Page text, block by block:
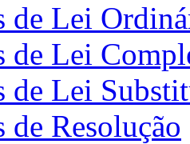
de Lei
de Lei
de Lei
de Resolução